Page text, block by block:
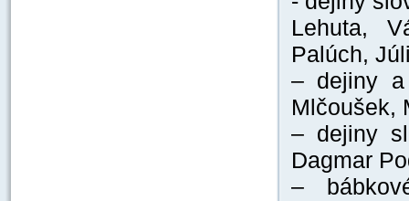
Lehuta,
Palúch,
– dejiny a
Mlčoušek,
– dejiny
Dagmar
–